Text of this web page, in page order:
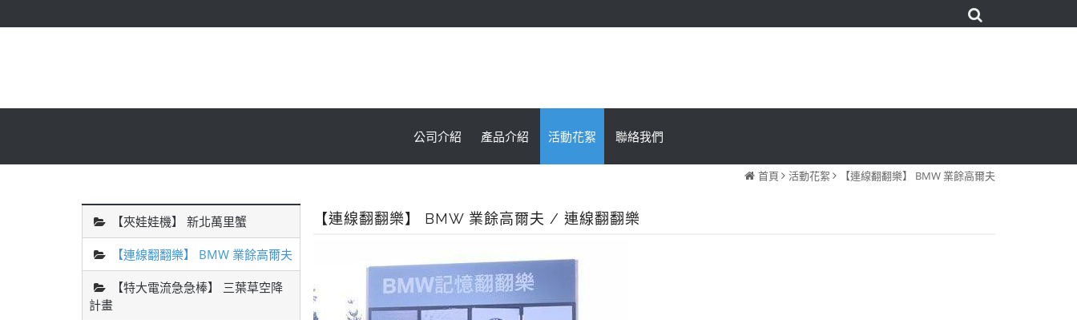
公司介紹 產品介紹 活動花絮 聯絡我們
首頁 活動花絮 【連線翻翻樂】 BMW 業餘高爾夫
【夾娃娃機】 新北萬里蟹
【連線翻翻樂】 BMW 業餘高爾夫
【特大電流急急棒】 三葉草空降
計畫
【連線翻翻樂】 BMW 業餘高爾夫 / 連線翻翻樂